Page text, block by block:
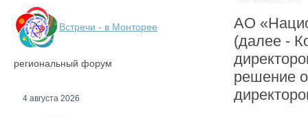
Встречи - в Монторее
региональный форум
4 августа 2026
АО
(далее -
решение